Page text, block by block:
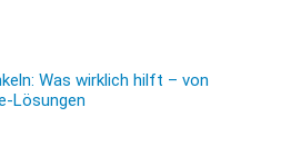
Was wirklich hilft – von
Lösungen